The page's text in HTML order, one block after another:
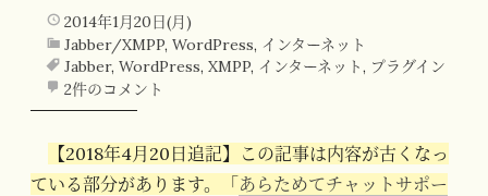
2014年1月20日(月)
Jabber/XMPP, WordPress, インターネット
Jabber, WordPress, XMPP, インターネット, プラグイン
2件のコメント
【2018年4月20日追記】この記事は内容が古くなっ
ている部分があります。「あらためてチャットサポー